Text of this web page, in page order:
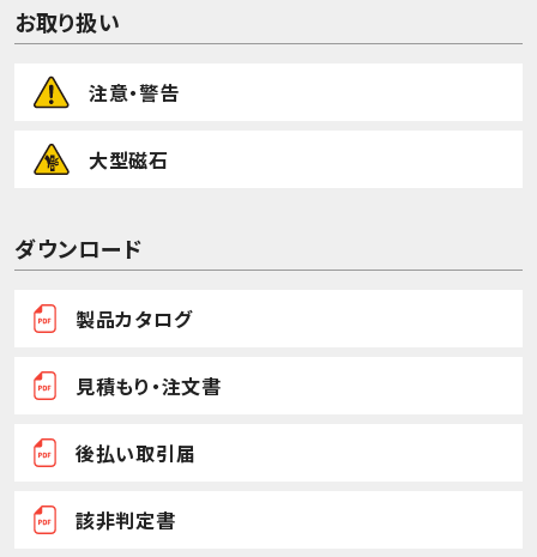
お取り扱い
注意・警告
大型磁石
ダウンロード
製品カタログ
見積もり・注文書
後払い取引届
該非判定書